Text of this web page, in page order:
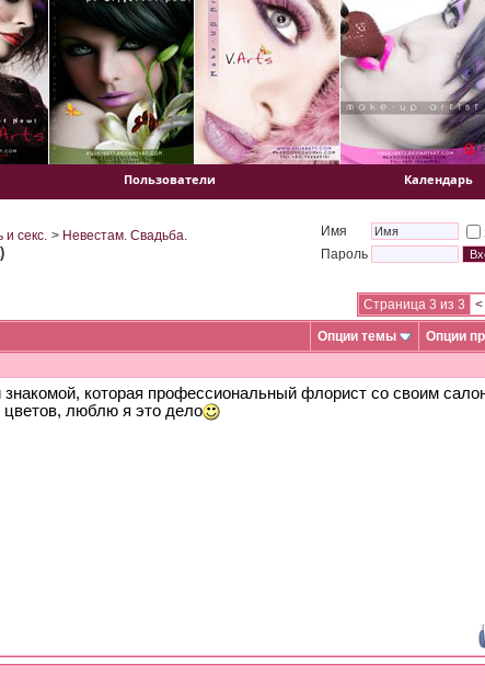
Пользователи Календарь
секс. > Невестам. Свадьба. Имя
Пароль
Страница 3 из 3 <
Опции темы Опции
которая профессиональный флорист со своим
люблю я это дело